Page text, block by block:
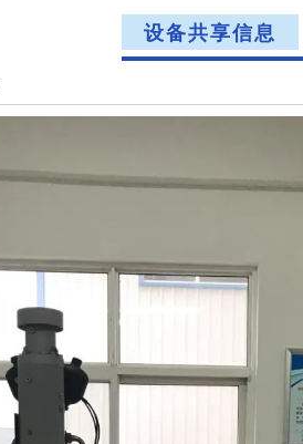
设备共享信息